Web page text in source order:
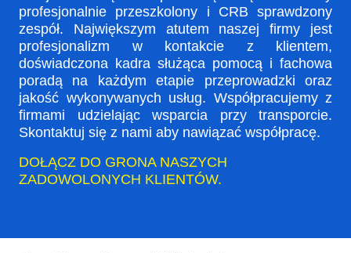
profesjonalnie przeszkolony i CRB sprawdzony
zespół. Największym atutem naszej firmy jest
profesjonalizm w kontakcie z klientem,
doświadczona kadra służąca pomocą i fachowa
poradą na każdym etapie przeprowadzki oraz
jakość wykonywanych usług. Współpracujemy z
firmami udzielając wsparcia przy transporcie.
Skontaktuj się z nami aby nawiązać współpracę.
DOŁĄCZ DO GRONA NASZYCH
ZADOWOLONYCH KLIENTÓW.